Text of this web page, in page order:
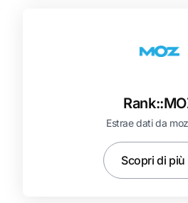
Rank::
Estrae dati da
Scopri di più